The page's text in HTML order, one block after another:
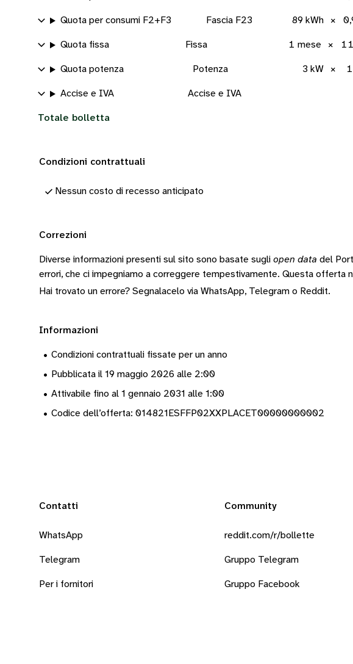
Quota per consumi F2+F3 Fascia F23 89 kWh ×
Quota fissa Fissa 1 mese ×
Quota potenza Potenza 3 kW ×
Accise e IVA Accise e IVA
Totale bolletta
Condizioni contrattuali
Nessun costo di recesso anticipato
Correzioni
Diverse informazioni presenti sul sito sono basate sugli open data del
errori, che ci impegniamo a correggere tempestivamente. Questa offerta
Hai trovato un errore? Segnalacelo via WhatsApp, Telegram o Reddit.
Informazioni
• Condizioni contrattuali fissate per un anno
• Pubblicata il 19 maggio 2026 alle 2:00
• Attivabile fino al 1 gennaio 2031 alle 1:00
• Codice dell’offerta: 014821ESFFP02XXPLACET00000000002
Contatti
WhatsApp
Telegram
Per i fornitori
Community
reddit.com/r/bollette
Gruppo Telegram
Gruppo Facebook